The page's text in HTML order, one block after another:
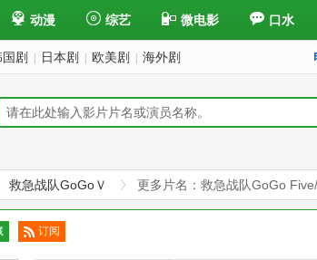
动漫 综艺 微电影 口水
剧 日本剧 欧美剧 海外剧
救急战队GoGoＶ 更多片名：救急战队GoGo
订阅